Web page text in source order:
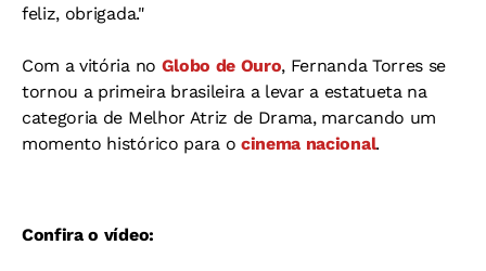
feliz, obrigada."
Com a vitória no Globo de Ouro, Fernanda Torres se
tornou a primeira brasileira a levar a estatueta na
categoria de Melhor Atriz de Drama, marcando um
momento histórico para o cinema nacional.
Confira o vídeo: